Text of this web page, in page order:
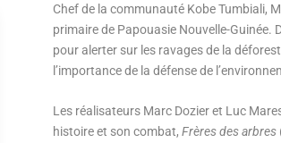
Chef de la communauté Kobe Tumbiali,
primaire de Papouasie Nouvelle-Guinée.
pour alerter sur les ravages de la
l’importance de la défense de
Les réalisateurs Marc Dozier et Luc
histoire et son combat,Frères des arbres